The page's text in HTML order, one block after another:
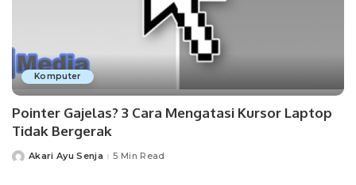
Komputer
Pointer Gajelas? 3 Cara Mengatasi Kursor Laptop
Tidak Bergerak
PostedAkari Ayu Senja 5 Min Read